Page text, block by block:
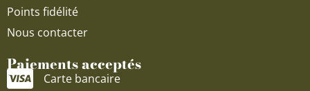
Points fidélité
Nous contacter
Paiements acceptés
Carte bancaire